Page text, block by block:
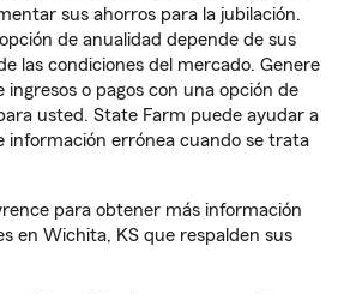
sus ahorros para la jubilación.
de anualidad depende de sus
las condiciones del mercado. Genere
o pagos con una opción de
usted. State Farm puede ayudar a
información errónea cuando se trata
para obtener más información
en Wichita, KS que respalden sus